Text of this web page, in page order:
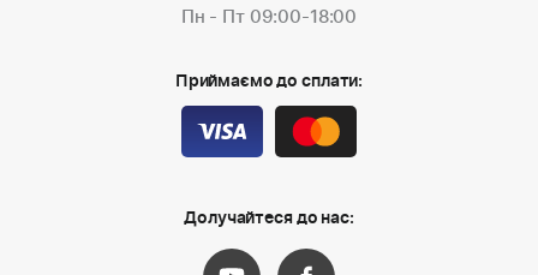
Пн - Пт 09:00-18:00
Приймаємо до сплати:
Долучайтеся до нас: